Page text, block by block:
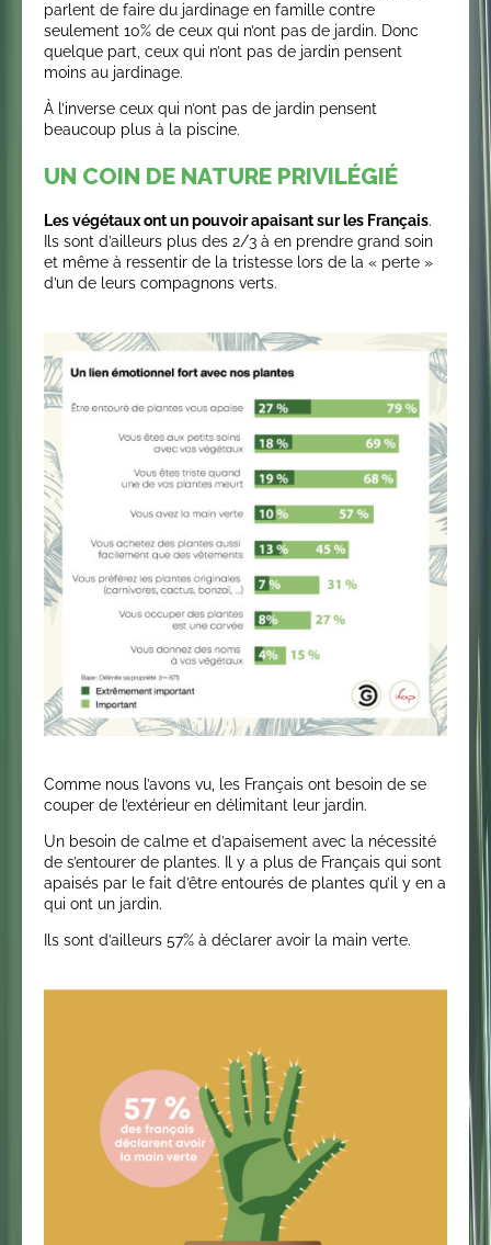
parlent de faire du jardinage en famille contre
seulement 10% de ceux qui n’ont pas de jardin. Donc
quelque part, ceux qui n’ont pas de jardin pensent
moins au jardinage.
À l’inverse ceux qui n’ont pas de jardin pensent
beaucoup plus à la piscine.
UN COIN DE NATURE PRIVILÉGIÉ
Les végétaux ont un pouvoir apaisant sur les Français.
Ils sont d’ailleurs plus des 2/3 à en prendre grand soin
et même à ressentir de la tristesse lors de la « perte »
d’un de leurs compagnons verts.
Comme nous l’avons vu, les Français ont besoin de se
couper de l’extérieur en délimitant leur jardin.
Un besoin de calme et d’apaisement avec la nécessité
de s’entourer de plantes. Il y a plus de Français qui sont
apaisés par le fait d’être entourés de plantes qu’il y en a
qui ont un jardin.
Ils sont d’ailleurs 57% à déclarer avoir la main verte.